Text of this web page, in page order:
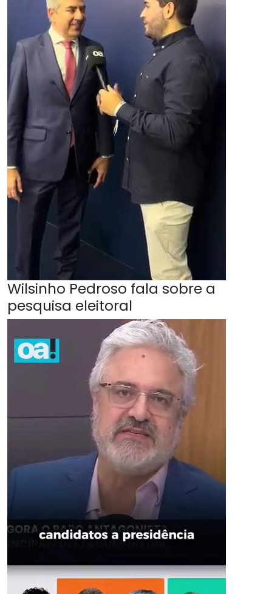
Wilsinho Pedroso fala sobre a
pesquisa eleitoral